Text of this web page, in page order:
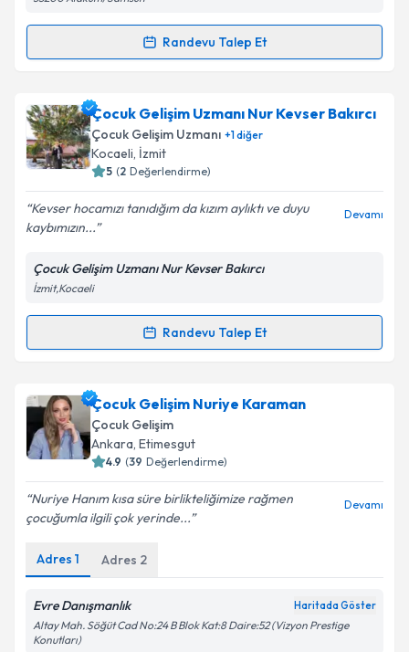
Kişisel verilerimin işlenmesine ilişkin
Metni'ni okudum ve kişisel verilerimin belirtilen
Takvim Talebini Gönder
Randevu Talep Et
Randevu Takvimi Talebi
Çocuk Gelişim Tuğba Gemiciiçin randevu takvimi
talebi oluşturun. Size bu uzmandan randevu almanız
için bir takvim hazırlandığında e-posta ile
bilgilendireceğiz.
E-posta Adresiniz
Kişisel verilerimin işlenmesine ilişkin
Metni'ni okudum ve kişisel verilerimin belirtilen
kapsamda işlenmesini kabul ediyorum.
Çocuk Gelişim Uzmanı Nur Kevser Bakırcı
Çocuk Gelişim Uzmanı +1diğer
Kocaeli, İzmit
5 (2 Değerlendirme)
Kevser hocamızı tanıdığım da kızım aylıktı ve duyu
kaybımızın...
Devamı
Çocuk Gelişim Uzmanı Nur Kevser Bakırcı
İzmit,Kocaeli
Randevu Talep Et
Randevu Takvimi Talebi
Çocuk Gelişim Uzmanı Nur Kevser Bakırcı
randevu takvimi talebi oluşturun. Size bu uzmandan
randevu almanız için bir takvim hazırlandığında e-
posta ile bilgilendireceğiz.
E-posta Adresiniz
Kişisel verilerimin işlenmesine ilişkinAydınlatma
Metni'ni okudum ve kişisel verilerimin belirtilen
kapsamda işlenmesini kabul ediyorum.
Çocuk Gelişim Nuriye Karaman
Çocuk Gelişim
Ankara, Etimesgut
4.9 (39 Değerlendirme)
Nuriye Hanım kısa süre birlikteliğimize rağmen
çocuğumla ilgili çok yerinde...
Devamı
Adres 1 Adres 2
Evre Danışmanlık Haritada Göster
Altay Mah. Söğüt Cad No:24 B Blok Kat:8 Daire:52 (Vizyon Prestige
Konutları)